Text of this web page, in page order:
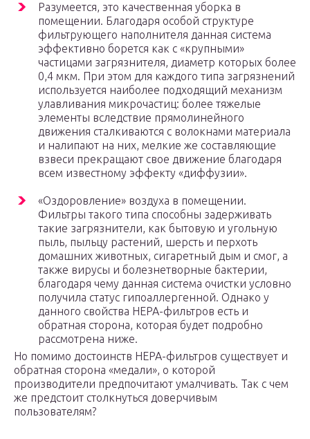
Разумеется, это качественная уборка в
помещении. Благодаря особой структуре
фильтрующего наполнителя данная система
эффективно борется как с «крупными»
частицами загрязнителя, диаметр которых более
0,4 мкм. При этом для каждого типа загрязнений
используется наиболее подходящий механизм
улавливания микрочастиц: более тяжелые
элементы вследствие прямолинейного
движения сталкиваются с волокнами материала
и налипают на них, мелкие же составляющие
взвеси прекращают свое движение благодаря
всем известному эффекту «диффузии».
«Оздоровление» воздуха в помещении.
Фильтры такого типа способны задерживать
такие загрязнители, как бытовую и угольную
пыль, пыльцу растений, шерсть и перхоть
домашних животных, сигаретный дым и смог, а
также вирусы и болезнетворные бактерии,
благодаря чему данная система очистки условно
получила статус гипоаллергенной. Однако у
данного свойства HEPA-фильтров есть и
обратная сторона, которая будет подробно
рассмотрена ниже.
Но помимо достоинств HEPA-фильтров существует и
обратная сторона «медали», о которой
производители предпочитают умалчивать. Так с чем
же предстоит столкнуться доверчивым
пользователям?